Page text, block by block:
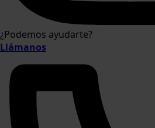
¿Podemos ayudarte?
Llámanos